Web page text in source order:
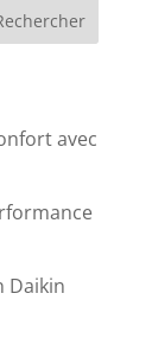
avec
Daikin